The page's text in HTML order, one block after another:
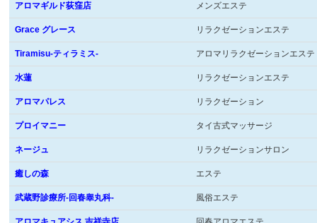
アロマギルド荻窪店 メンズエステ
Grace グレース リラクゼーションエステ
Tiramisu-ティラミス- アロマリラクゼーションエステ
水蓮 リラクゼーションエステ
アロマパレス リラクゼーション
プロイマニー タイ古式マッサージ
ネージュ リラクゼーションサロン
癒しの森 エステ
武蔵野診療所-回春睾丸科- 風俗エステ